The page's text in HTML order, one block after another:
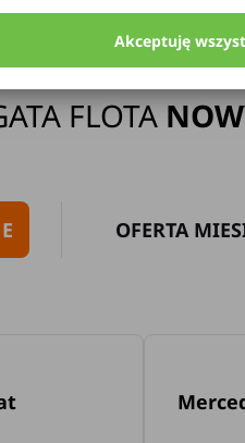
FLOTA
OFERTA
Akceptuję